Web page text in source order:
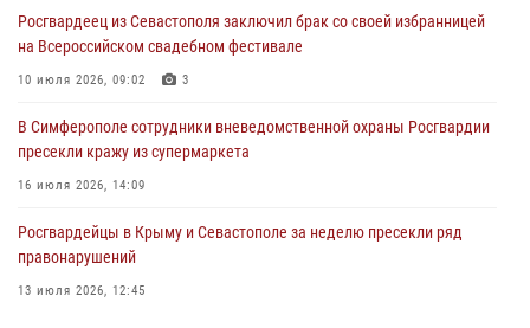
Росгвардеец из Севастополя заключил брак со своей избранницей
на Всероссийском свадебном фестивале
10 июля 2026, 09:02 3
В Симферополе сотрудники вневедомственной охраны Росгвардии
пресекли кражу из супермаркета
16 июля 2026, 14:09
Росгвардейцы в Крыму и Севастополе за неделю пресекли ряд
правонарушений
13 июля 2026, 12:45